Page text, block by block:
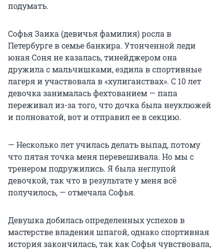
подумать.
Софья Заика (девичья фамилия) росла в
Петербурге в семье банкира. Утонченной леди
юная Соня не казалась, тинейджером она
дружила с мальчишками, ездила в спортивные
лагеря и участвовала в «хулиганствах». С 10 лет
девочка занималась фехтованием — папа
переживал из-за того, что дочка была неуклюжей
и полноватой, вот и отправил ее в секцию.
— Несколько лет училась делать выпад, потому
что пятая точка меня перевешивала. Но мы с
тренером подружились. Я была неглупой
девочкой, так что в результате у меня всё
получилось, — отмечала Софья.
Девушка добилась определенных успехов в
мастерстве владения шпагой, однако спортивная
история закончилась, так как Софья чувствовала,